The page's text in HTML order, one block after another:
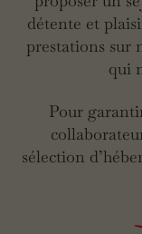
détente et
prestations sur
qui
Pour
sélection